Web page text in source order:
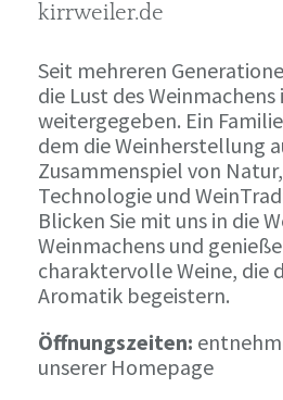
kirrweiler.de
Seit mehreren
die Lust des
weitergegeben. Ein
dem die Weinherstellung
Zusammenspiel von
Technologie und
Blicken Sie mit uns in die
Weinmachens und
charaktervolle Weine, die
Aromatik begeistern.
Öffnungszeiten:
unserer Homepage